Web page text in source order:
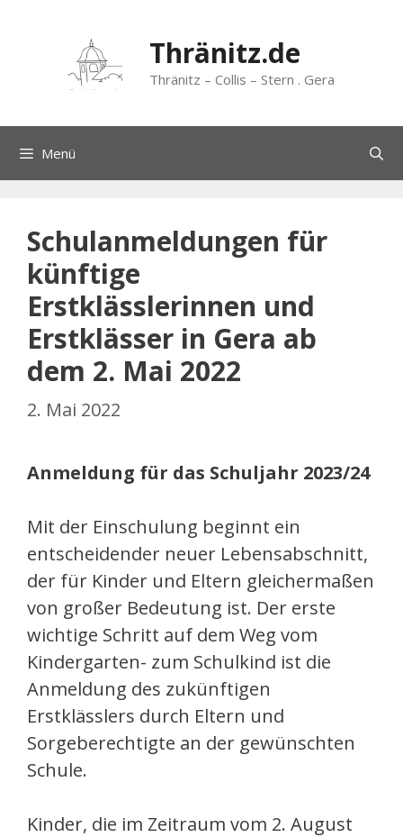
springen
Thränitz.de
Thränitz – Collis – Stern . Gera
Menü
Schulanmeldungen für
künftige
Erstklässlerinnen und
Erstklässer in Gera ab
dem 2. Mai 2022
2. Mai 2022
Anmeldung für das Schuljahr 2023/24
Mit der Einschulung beginnt ein
entscheidender neuer Lebensabschnitt,
der für Kinder und Eltern gleichermaßen
von großer Bedeutung ist. Der erste
wichtige Schritt auf dem Weg vom
Kindergarten- zum Schulkind ist die
Anmeldung des zukünftigen
Erstklässlers durch Eltern und
Sorgeberechtigte an der gewünschten
Schule.
Kinder, die im Zeitraum vom 2. August